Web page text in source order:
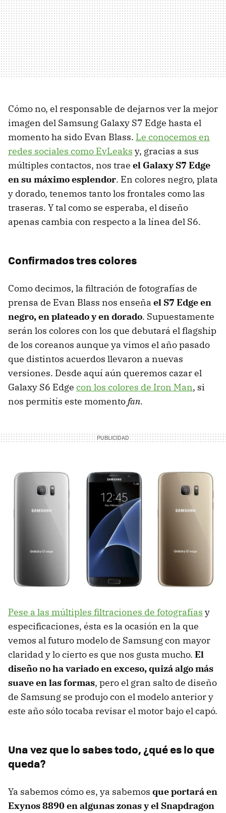
Cómo no, el responsable de dejarnos ver la mejor
imagen del Samsung Galaxy S7 Edge hasta el
momento ha sido Evan Blass. Le conocemos en
redes sociales como EvLeaks y, gracias a sus
múltiples contactos, nos trae el Galaxy S7 Edge
en su máximo esplendor. En colores negro, plata
y dorado, tenemos tanto los frontales como las
traseras. Y tal como se esperaba, el diseño
apenas cambia con respecto a la línea del S6.
Confirmados tres colores
Como decimos, la filtración de fotografías de
prensa de Evan Blass nos enseña el S7 Edge en
negro, en plateado y en dorado. Supuestamente
serán los colores con los que debutará el flagship
de los coreanos aunque ya vimos el año pasado
que distintos acuerdos llevaron a nuevas
versiones. Desde aquí aún queremos cazar el
Galaxy S6 Edge con los colores de Iron Man, si
nos permitís este momentofan.
Pese a las múltiples filtraciones de fotografías y
especificaciones, ésta es la ocasión en la que
vemos al futuro modelo de Samsung con mayor
claridad y lo cierto es que nos gusta mucho. El
diseño no ha variado en exceso, quizá algo más
suave en las formas, pero el gran salto de diseño
de Samsung se produjo con el modelo anterior y
este año sólo tocaba revisar el motor bajo el capó.
Una vez que lo sabes todo, ¿qué es lo que
queda?
Ya sabemos cómo es, ya sabemos que portará en
Exynos 8890 en algunas zonas y el Snapdragon